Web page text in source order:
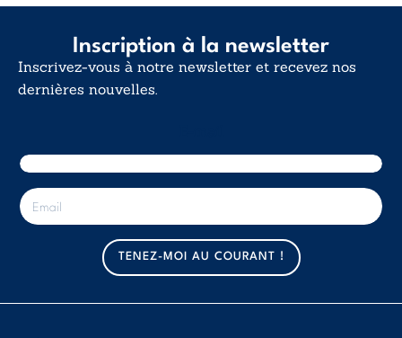
Inscription à la newsletter
Inscrivez-vous à notre newsletter et recevez nos
dernières nouvelles.
E
-
m
TENEZ-MOI AU COURANT !